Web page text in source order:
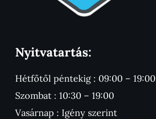
Nyitvatartás:
Hétfőtől péntekig : 09:00 – 19:00
Szombat : 10:30 – 19:00
Vasárnap : Igény szerint